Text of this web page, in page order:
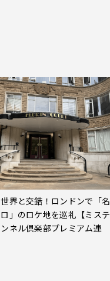
界と交錯！ロンドンで「名
」のロケ地を巡礼【ミステ
ネル倶楽部プレミアム連